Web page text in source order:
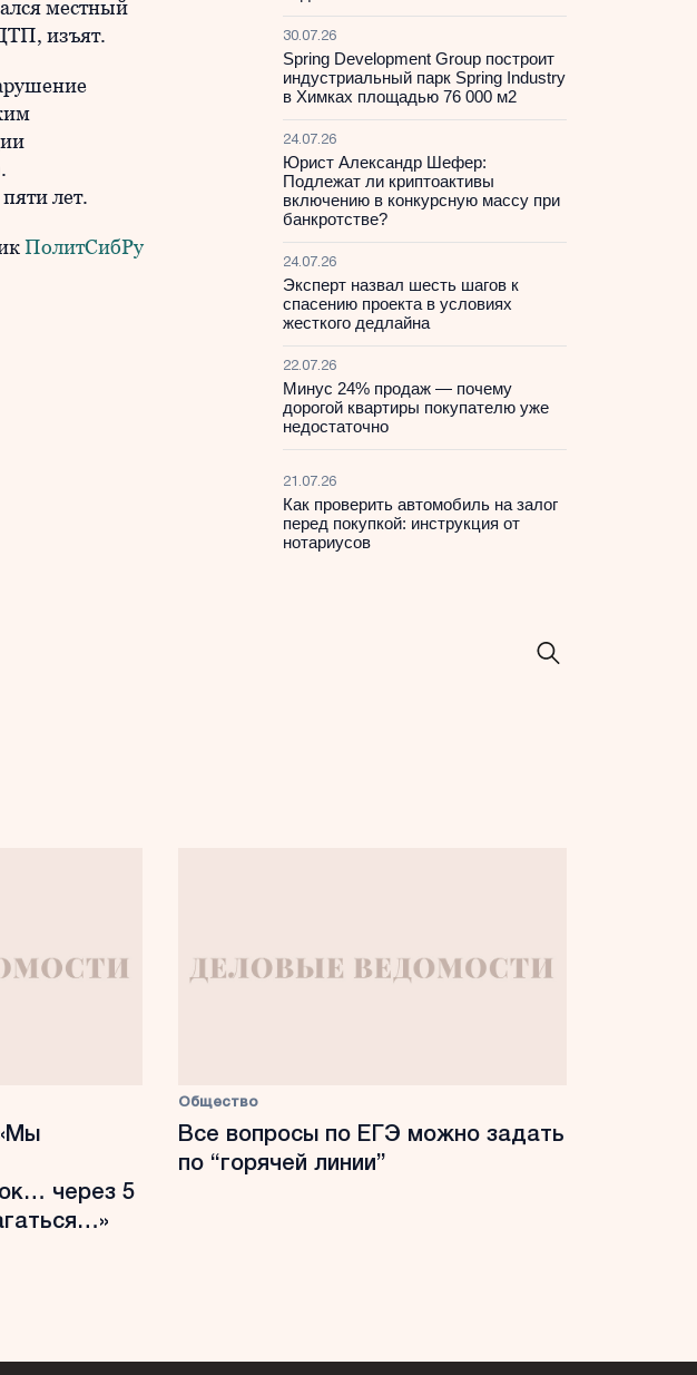
местный
изъят.
лет.
ПолитСибРу
30.07.26
Spring Development Group построит
индустриальный парк Spring Industry
в Химках площадью 76 000 м2
24.07.26
Юрист Александр Шефер:
Подлежат ли криптоактивы
включению в конкурсную массу при
банкротстве?
24.07.26
Эксперт назвал шесть шагов к
спасению проекта в условиях
жесткого дедлайна
22.07.26
Минус 24% продаж — почему
дорогой квартиры покупателю уже
недостаточно
21.07.26
Как проверить автомобиль на залог
перед покупкой: инструкция от
нотариусов
через 5
Общество
Все вопросы по ЕГЭ можно задать
по “горячей линии”